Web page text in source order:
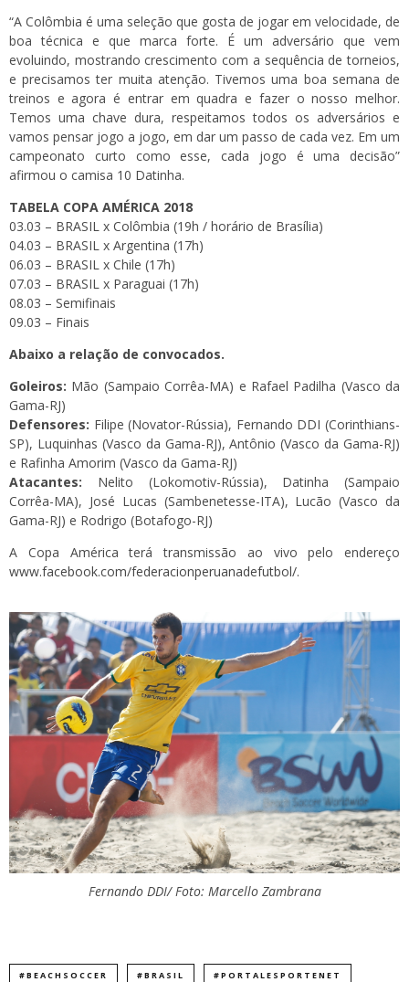
“A Colômbia é uma seleção que gosta de jogar em velocidade, de
boa técnica e que marca forte. É um adversário que vem
evoluindo, mostrando crescimento com a sequência de torneios,
e precisamos ter muita atenção. Tivemos uma boa semana de
treinos e agora é entrar em quadra e fazer o nosso melhor.
Temos uma chave dura, respeitamos todos os adversários e
vamos pensar jogo a jogo, em dar um passo de cada vez. Em um
campeonato curto como esse, cada jogo é uma decisão”
afirmou o camisa 10 Datinha.
TABELA COPA AMÉRICA 2018
03.03 – BRASIL x Colômbia (19h / horário de Brasília)
04.03 – BRASIL x Argentina (17h)
06.03 – BRASIL x Chile (17h)
07.03 – BRASIL x Paraguai (17h)
08.03 – Semifinais
09.03 – Finais
Abaixo a relação de convocados.
Goleiros: Mão (Sampaio Corrêa-MA) e Rafael Padilha (Vasco da
Gama-RJ)
Defensores: Filipe (Novator-Rússia), Fernando DDI (Corinthians-
SP), Luquinhas (Vasco da Gama-RJ), Antônio (Vasco da Gama-RJ)
e Rafinha Amorim (Vasco da Gama-RJ)
Atacantes: Nelito (Lokomotiv-Rússia), Datinha (Sampaio
Corrêa-MA), José Lucas (Sambenetesse-ITA), Lucão (Vasco da
Gama-RJ) e Rodrigo (Botafogo-RJ)
A Copa América terá transmissão ao vivo pelo endereço
www.facebook.com/federacionperuanadefutbol/.
Fernando DDI/ Foto: Marcello Zambrana
#BEACHSOCCER #BRASIL #PORTALESPORTENET